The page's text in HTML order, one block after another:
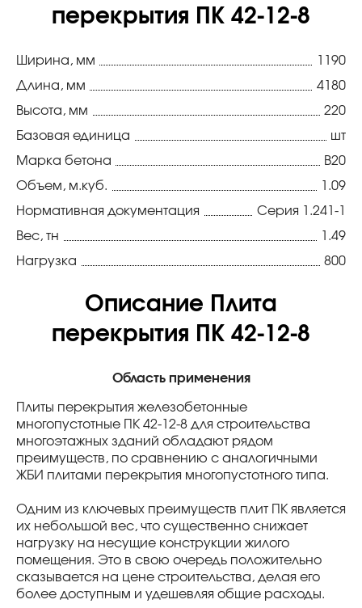
перекрытия ПК 42-12-8
Ширина, мм
1190
Длина, мм
4180
Высота, мм
220
Базовая единица
шт
Марка бетона
В20
Объем, м.куб.
1.09
Нормативная документация
Серия 1.241-1
Вес, тн
1.49
Нагрузка
800
Описание Плита
перекрытия ПК 42-12-8
Область применения
Плиты перекрытия железобетонные
многопустотные ПК 42-12-8 для строительства
многоэтажных зданий обладают рядом
преимуществ, по сравнению с аналогичными
ЖБИ плитами перекрытия многопустотного типа.
Одним из ключевых преимуществ плит ПК является
их небольшой вес, что существенно снижает
нагрузку на несущие конструкции жилого
помещения. Это в свою очередь положительно
сказывается на цене строительства, делая его
более доступным и удешевляя общие расходы.